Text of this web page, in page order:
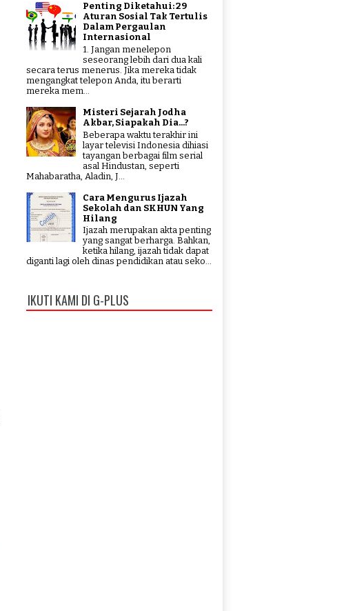
Penting Diketahui: 29
Aturan Sosial Tak Tertulis
Dalam Pergaulan
Internasional
1. Jangan menelepon
seseorang lebih dari dua kali
secara terus menerus. Jika mereka tidak
mengangkat telepon Anda, itu berarti
mereka mem...
Misteri Sejarah Jodha
Akbar, Siapakah Dia...?
Beberapa waktu terakhir ini
layar televisi Indonesia dihiasi
tayangan berbagai film serial
asal Hindustan, seperti
Mahabaratha, Aladin, J...
Cara Mengurus Ijazah
Sekolah dan SKHUN Yang
Hilang
Ijazah merupakan akta penting
yang sangat berharga. Bahkan,
ketika hilang, ijazah tidak dapat
diganti lagi oleh dinas pendidikan atau seko...
IKUTI KAMI DI G-PLUS